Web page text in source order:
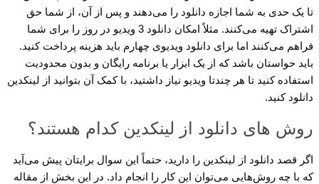
تا یک حدی به شما اجازه دانلود را می‌دهند و پس از آن، از شما حق
اشتراک تهیه می‌کنند. مثلاً امکان دانلود 3 ویدیو در روز را برای شما
فراهم می‌کنند اما برای دانلود ویدیوی چهارم باید هزینه پرداخت کنید.
باید حواستان باشد که از یک ابزار یا برنامه رایگان و بدون محدودیت
استفاده کنید تا هر چندتا ویدیو نیاز داشتید، با کمک آن بتوانید از لینکدین
دانلود کنید.
روش های دانلود از لینکدین کدام هستند؟
اگر قصد دانلود از لینکدین را دارید، حتماً این سوال برایتان پیش می‌آید
که با چه روش‌هایی می‌توان این کار را انجام داد. در این بخش از مقاله